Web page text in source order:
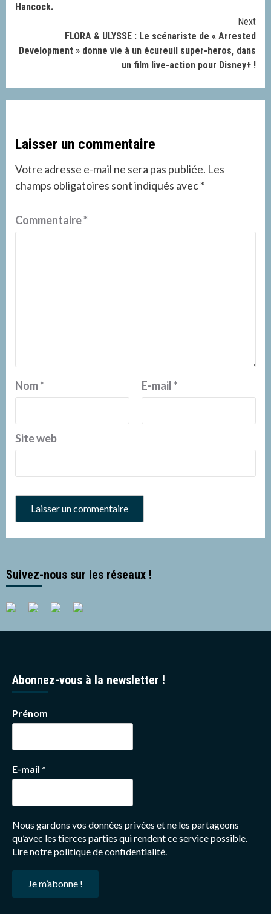
Hancock.
Next
FLORA & ULYSSE : Le scénariste de « Arrested
Development » donne vie à un écureuil super-heros, dans
un film live-action pour Disney+ !
Laisser un commentaire
Votre adresse e-mail ne sera pas publiée. Les
champs obligatoires sont indiqués avec*
Commentaire*
Nom* E-mail*
Site web
Suivez-nous sur les réseaux !
Abonnez-vous à la newsletter !
Prénom
E-mail *
Nous gardons vos données privées et ne les partageons
qu’avec les tierces parties qui rendent ce service possible.
Lire notre politique de confidentialité.